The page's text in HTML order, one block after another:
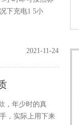
下充电1 5小
2021-11-24
，年少时的真
，实际上用下来